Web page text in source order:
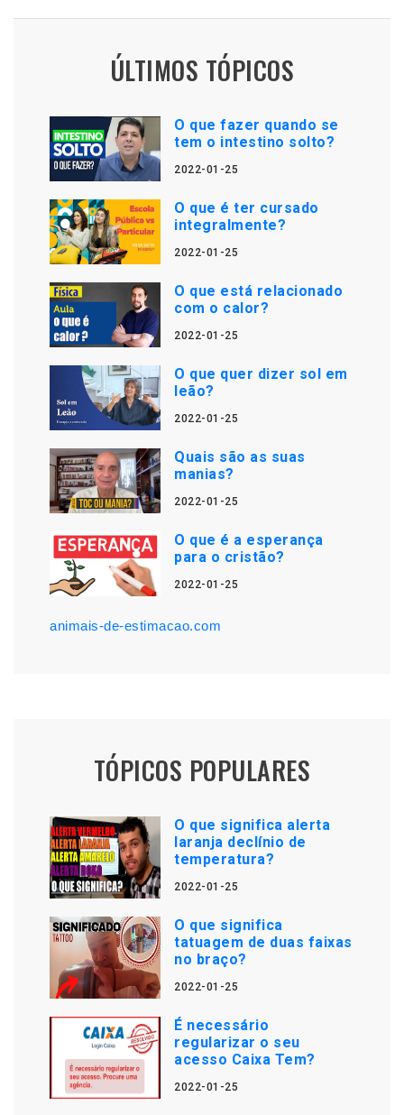
ÚLTIMOS TÓPICOS
O que fazer quando se
tem o intestino solto?
2022-01-25
O que é ter cursado
integralmente?
2022-01-25
O que está relacionado
com o calor?
2022-01-25
O que quer dizer sol em
leão?
2022-01-25
Quais são as suas
manias?
2022-01-25
O que é a esperança
para o cristão?
2022-01-25
animais-de-estimacao.com
TÓPICOS POPULARES
O que significa alerta
laranja declínio de
temperatura?
2022-01-25
O que significa
tatuagem de duas faixas
no braço?
2022-01-25
É necessário
regularizar o seu
acesso Caixa Tem?
2022-01-25